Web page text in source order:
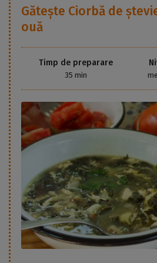
Gătește Ciorbă de
ouă
Timp de preparare
35 min